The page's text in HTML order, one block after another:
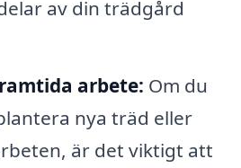
av din trädgård
arbete: Om du
nya träd eller
är det viktigt att